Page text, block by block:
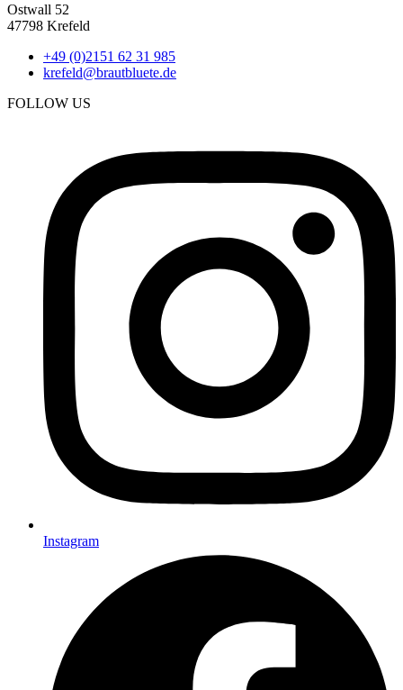
Ostwall 52
47798 Krefeld
+49 (0)2151 62 31 985
krefeld@brautbluete.de
FOLLOW US
Instagram